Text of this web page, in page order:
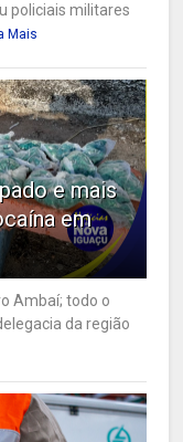
policiais militares
Mais
e mais
em
Ambaí; todo o
da região